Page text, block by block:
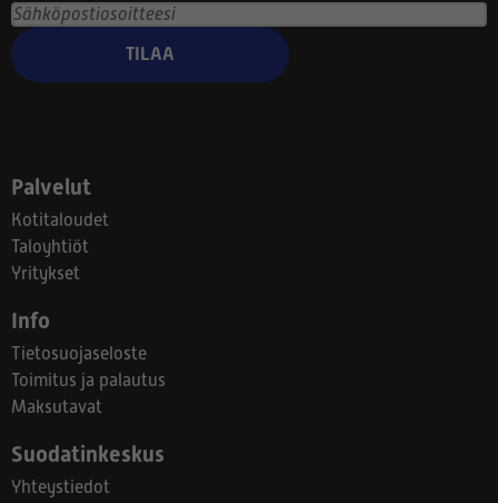
TILAA
Palvelut
Kotitaloudet
Taloyhtiöt
Yritykset
Info
Tietosuojaseloste
Toimitus ja palautus
Maksutavat
Suodatinkeskus
Yhteystiedot